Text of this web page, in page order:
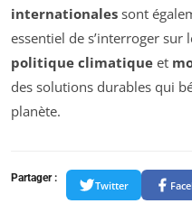
internationales sont
essentiel de s’interroger sur
politique climatique et
des solutions durables qui
planète.
Partager :
Twitter